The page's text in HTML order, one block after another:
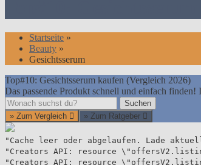
Startseite »
Beauty »
Gesichtsserum
Top#10: Gesichtsserum kaufen (Vergleich 2026)
Das passende Produkt schnell und einfach
Suchen
Suchen
» Zum Vergleich
» Zum Ratgeber
"Cache leer oder abgelaufen. Lade
"Creators API: resource
"Creators API: resource